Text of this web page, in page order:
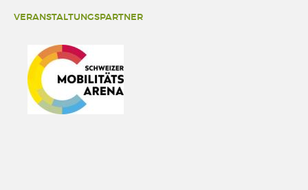
VERANSTALTUNGSPARTNER